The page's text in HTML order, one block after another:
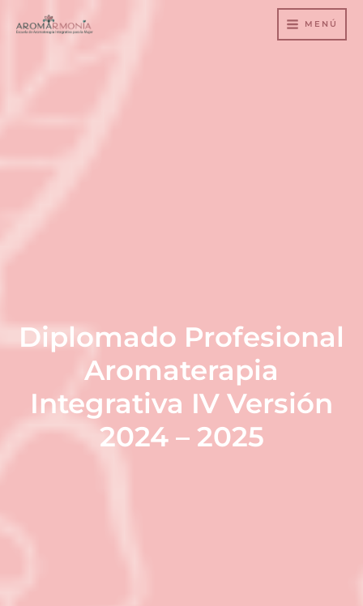
MENÚ
Diplomado Profesional
Aromaterapia
Integrativa IV Versión
2024 – 2025